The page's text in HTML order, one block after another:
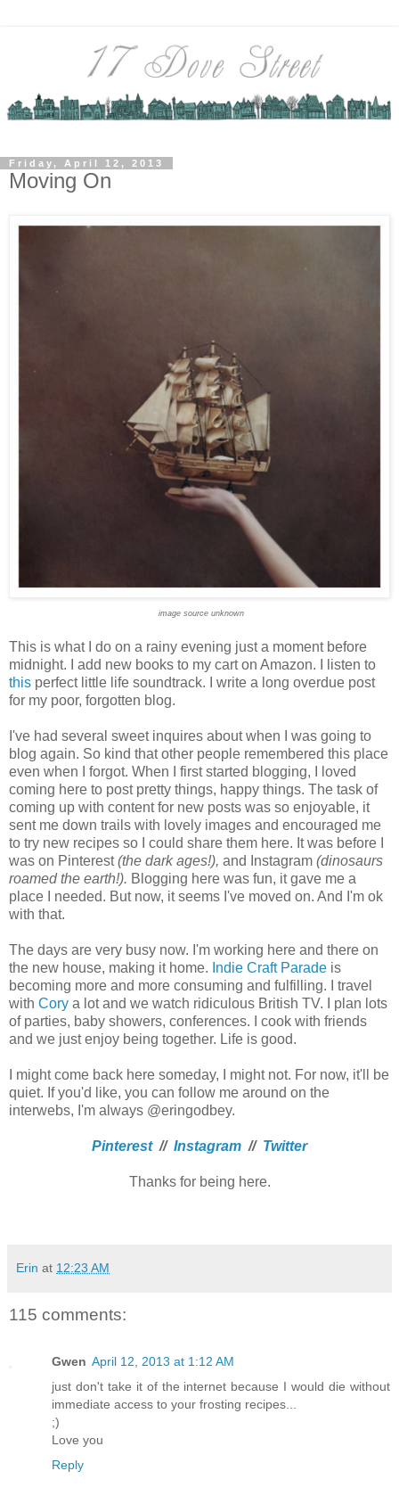
Friday, April 12, 2013
Moving On
image source unknown
This is what I do on a rainy evening just a moment before
midnight. I add new books to my cart on Amazon. I listen to
this perfect little life soundtrack. I write a long overdue post
for my poor, forgotten blog.
I've had several sweet inquires about when I was going to
blog again. So kind that other people remembered this place
even when I forgot. When I first started blogging, I loved
coming here to post pretty things, happy things. The task of
coming up with content for new posts was so enjoyable, it
sent me down trails with lovely images and encouraged me
to try new recipes so I could share them here. It was before I
was on Pinterest(the dark ages!), and Instagram (dinosaurs
roamed the earth!). Blogging here was fun, it gave me a
place I needed. But now, it seems I've moved on. And I'm ok
with that.
The days are very busy now. I'm working here and there on
the new house, making it home. Indie Craft Parade is
becoming more and more consuming and fulfilling. I travel
with Cory a lot and we watch ridiculous British TV. I plan lots
of parties, baby showers, conferences. I cook with friends
and we just enjoy being together. Life is good.
I might come back here someday, I might not. For now, it'll be
quiet. If you'd like, you can follow me around on the
interwebs, I'm always @eringodbey.
Pinterest// Instagram // Twitter
Thanks for being here.
Erin at 12:23 AM
115 comments:
Gwen April 12, 2013 at 1:12 AM
just don't take it of the internet because I would die without
immediate access to your frosting recipes...
;)
Love you
Reply